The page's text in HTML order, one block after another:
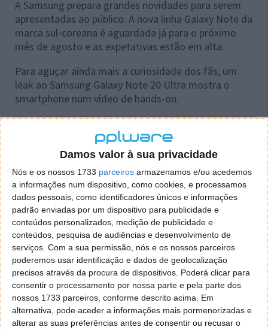
Damos valor à sua privacidade
Nós e os nossos 1733 parceiros armazenamos e/ou acedemos
a informações num dispositivo, como cookies, e processamos
dados pessoais, como identificadores únicos e informações
padrão enviadas por um dispositivo para publicidade e
conteúdos personalizados, medição de publicidade e
conteúdos, pesquisa de audiências e desenvolvimento de
serviços. Com a sua permissão, nós e os nossos parceiros
poderemos usar identificação e dados de geolocalização
precisos através da procura de dispositivos. Poderá clicar para
consentir o processamento por nossa parte e pela parte dos
nossos 1733 parceiros, conforme descrito acima. Em
alternativa, pode aceder a informações mais pormenorizadas e
alterar as suas preferências antes de consentir ou recusar o
A Samsung prepara grandes novidades para serem
apresentadas ao público. A nova linha Galaxy Note da
marca sul-coreana é aguardada já para o próximo
mês de agosto e as expetativas estão em alta.
Para aguçar ainda mais a curiosidade dos fãs, um
leak ao Samsung Galaxy Note 20 Ultra mostra o
smartphone num vídeo de hands-on.